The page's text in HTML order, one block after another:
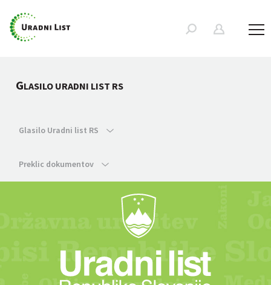
GLASILO URADNI LIST RS
Glasilo Uradni list RS
Preklic dokumentov